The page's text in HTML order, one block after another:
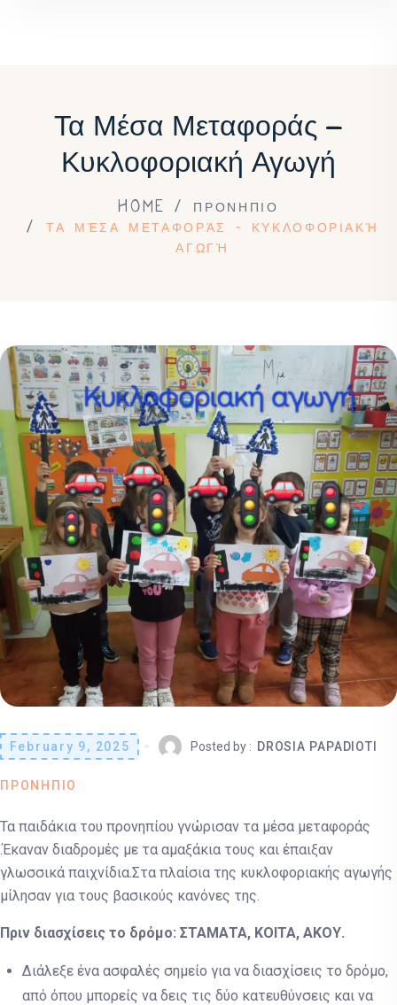
Τα Μέσα Μεταφοράς –
Κυκλοφοριακή Αγωγή
HOME
ΠΡΟΝΗΠΙΟ
ΤΑ ΜΈΣΑ ΜΕΤΑΦΟΡΆΣ – ΚΥΚΛΟΦΟΡΙΑΚΉ
ΑΓΩΓΉ
February 9, 2025 Posted by : DROSIA PAPADIOTI
ΠΡΟΝΗΠΙΟ
Τα παιδάκια του προνηπίου γνώρισαν τα μέσα μεταφοράς
.Έκαναν διαδρομές με τα αμαξάκια τους και έπαιξαν
γλωσσικά παιχνίδια.Στα πλαίσια της κυκλοφοριακής αγωγής
μίλησαν για τους βασικούς κανόνες της.
Πριν διασχίσεις το δρόμο: ΣΤΑΜΑΤΑ, ΚΟΙΤΑ, ΑΚΟΥ.
Διάλεξε ένα ασφαλές σημείο για να διασχίσεις το δρόμο,
από όπου μπορείς να δεις τις δύο κατευθύνσεις και να